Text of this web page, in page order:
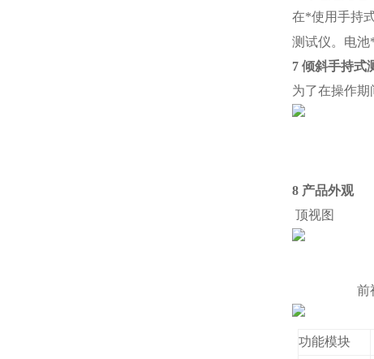
在*使用手持
测试仪。电池
7 倾斜手持式
为了在操作期
并
8 产品外观
顶视图
前
功能模块